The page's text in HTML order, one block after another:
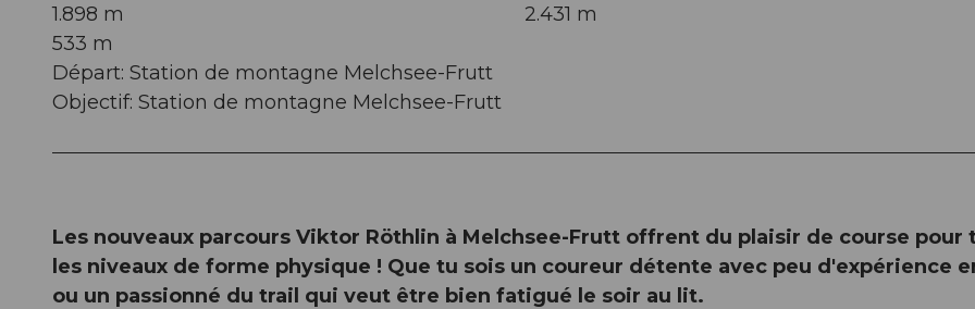
1.898 m
2.431 m
533 m
Départ: Station de montagne Melchsee-Frutt
Objectif: Station de montagne Melchsee-Frutt
Les nouveaux parcours Viktor Röthlin à Melchsee-Frutt offrent du plaisir de course pour
les niveaux de forme physique ! Que tu sois un coureur détente avec peu d'expérience
ou un passionné du trail qui veut être bien fatigué le soir au lit.